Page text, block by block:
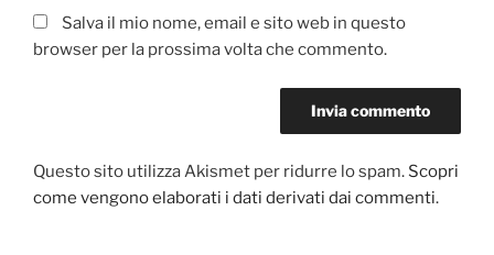
Salva il mio nome, email e sito web in questo
browser per la prossima volta che commento.
Questo sito utilizza Akismet per ridurre lo spam. Scopri
come vengono elaborati i dati derivati dai commenti.